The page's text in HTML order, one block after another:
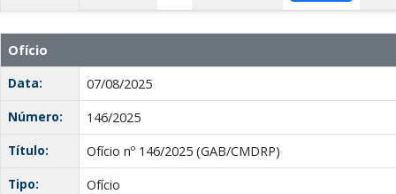
Ofício
Data:
07/08/2025
Número:
146/2025
Título:
Ofício nº 146/2025 (GAB/CMDRP)
Tipo:
Ofício